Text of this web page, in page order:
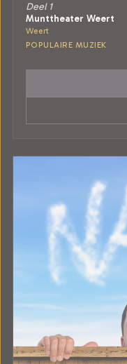
Deel 1
Munttheater Weert
Weert
POPULAIRE MUZIEK